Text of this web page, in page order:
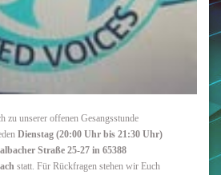
zu unserer offenen Gesangsstunde
Dienstag (20:00 Uhr bis 21:30 Uhr)
Straße 25-27 in 65388
statt. Für Rückfragen stehen wir Euch